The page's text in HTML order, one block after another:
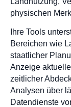
physischen
Ihre Tools
Bereichen wie
staatlicher
Anzeige
zeitlicher
Analysen über
Datendienste